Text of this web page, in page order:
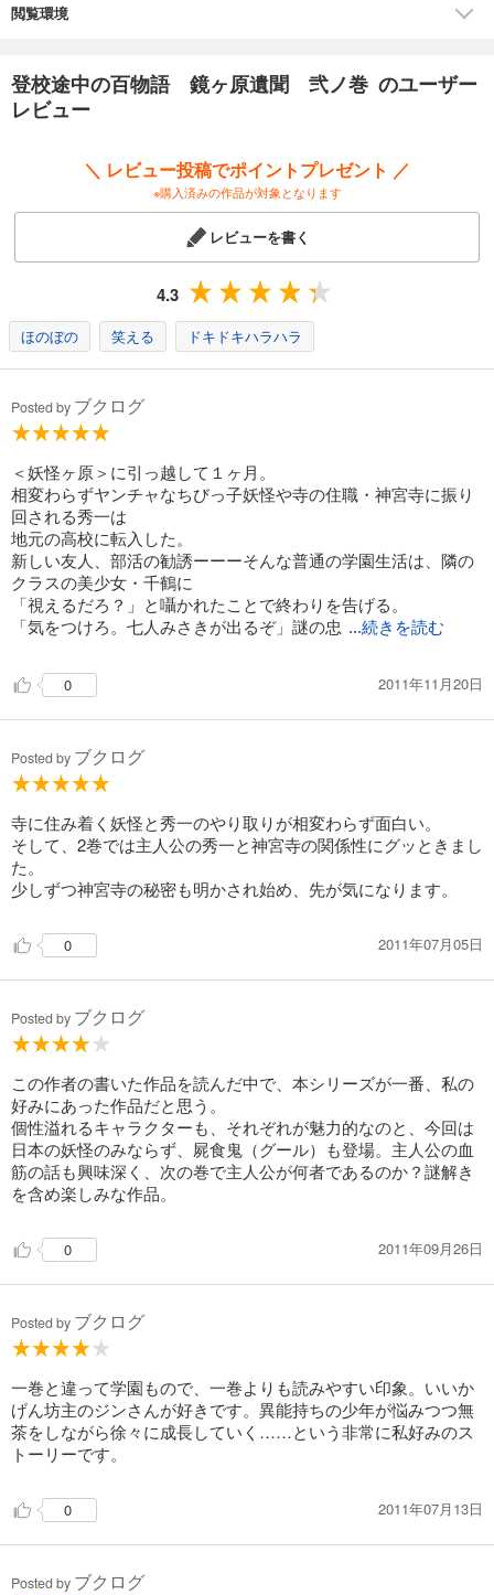
閲覧環境
登校途中の百物語 鏡ヶ原遺聞 弐ノ巻 のユーザー
レビュー
＼ レビュー投稿でポイントプレゼント ／
※購入済みの作品が対象となります
レビューを書く
4.3
ほのぼの 笑える ドキドキハラハラ
Posted by ブクログ
＜妖怪ヶ原＞に引っ越して１ヶ月。
相変わらずヤンチャなちびっ子妖怪や寺の住職・神宮寺に振り
回される秀一は
地元の高校に転入した。
新しい友人、部活の勧誘ーーーそんな普通の学園生活は、隣の
クラスの美少女・千鶴に
「視えるだろ？」と囁かれたことで終わりを告げる。
「気をつけろ。七人みさきが出るぞ」謎の忠 ...続きを読む
0 2011年11月20日
Posted by ブクログ
寺に住み着く妖怪と秀一のやり取りが相変わらず面白い。
そして、2巻では主人公の秀一と神宮寺の関係性にグッときまし
た。
少しずつ神宮寺の秘密も明かされ始め、先が気になります。
0 2011年07月05日
Posted by ブクログ
この作者の書いた作品を読んだ中で、本シリーズが一番、私の
好みにあった作品だと思う。
個性溢れるキャラクターも、それぞれが魅力的なのと、今回は
日本の妖怪のみならず、屍食鬼（グール）も登場。主人公の血
筋の話も興味深く、次の巻で主人公が何者であるのか？謎解き
を含め楽しみな作品。
0 2011年09月26日
Posted by ブクログ
一巻と違って学園もので、一巻よりも読みやすい印象。いいか
げん坊主のジンさんが好きです。異能持ちの少年が悩みつつ無
茶をしながら徐々に成長していく……という非常に私好みのス
トーリーです。
0 2011年07月13日
Posted by ブクログ